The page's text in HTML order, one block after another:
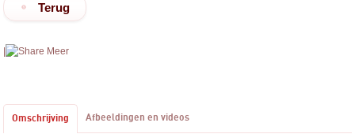
Terug
Meer
Omschrijving Afbeeldingen en videos